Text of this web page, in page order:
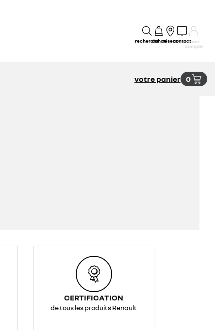
rechercheachatréseaucontactmon
compte
votre panier 0
CERTIFICATION
de tous les produits Renault